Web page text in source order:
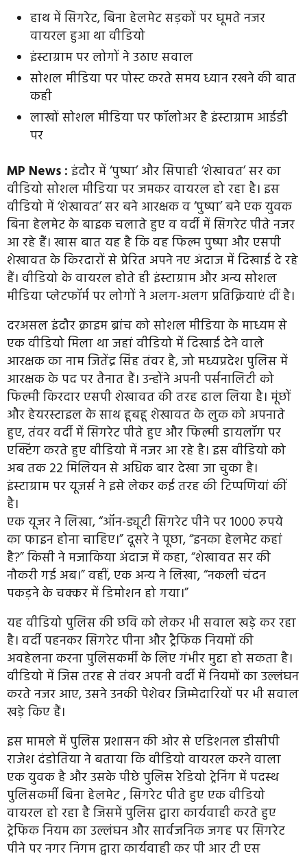
हाथ में सिगरेट, बिना हेलमेट सड़कों पर घूमते नजर
वायरल हुआ था वीडियो
इंस्टाग्राम पर लोगों ने उठाए सवाल
सोशल मीडिया पर पोस्ट करते समय ध्यान रखने की बात
कही
लाखों सोशल मीडिया पर फॉलोअर है इंस्टाग्राम आईडी
पर
MP News : इंदौर में ‘पुष्पा’ और सिपाही ‘शेखावत’ सर का
वीडियो सोशल मीडिया पर जमकर वायरल हो रहा है। इस
वीडियो में ‘शेखावत’ सर बने आरक्षक व ‘पुष्पा’ बने एक युवक
बिना हेलमेट के बाइक चलाते हुए व वर्दी में सिगरेट पीते नजर
आ रहे हैं। खास बात यह है कि वह फिल्म पुष्पा और एसपी
शेखावत के किरदारों से प्रेरित अपने नए अंदाज में दिखाई दे रहे
हैं। वीडियो के वायरल होते ही इंस्टाग्राम और अन्य सोशल
मीडिया प्लेटफॉर्म पर लोगों ने अलग-अलग प्रतिक्रियाएं दीं है।
दरअसल इंदौर क्राइम ब्रांच को सोशल मीडिया के माध्यम से
एक वीडियो मिला था जहां वीडियो में दिखाई देने वाले
आरक्षक का नाम जितेंद्र सिंह तंवर है, जो मध्यप्रदेश पुलिस में
आरक्षक के पद पर तैनात हैं। उन्होंने अपनी पर्सनालिटी को
फिल्मी किरदार एसपी शेखावत की तरह ढाल लिया है। मूंछों
और हेयरस्टाइल के साथ हूबहू शेखावत के लुक को अपनाते
हुए, तंवर वर्दी में सिगरेट पीते हुए और फिल्मी डायलॉग पर
एक्टिंग करते हुए वीडियो में नजर आ रहे है। इस वीडियो को
अब तक 22 मिलियन से अधिक बार देखा जा चुका है।
इंस्टाग्राम पर यूजर्स ने इसे लेकर कई तरह की टिप्पणियां कीं
है।
एक यूजर ने लिखा, “ऑन-ड्यूटी सिगरेट पीने पर 1000 रुपये
का फाइन होना चाहिए।” दूसरे ने पूछा, “इनका हेलमेट कहां
है?” किसी ने मजाकिया अंदाज में कहा, “शेखावत सर की
नौकरी गई अब।” वहीं, एक अन्य ने लिखा, “नकली चंदन
पकड़ने के चक्कर में डिमोशन हो गया।”
यह वीडियो पुलिस की छवि को लेकर भी सवाल खड़े कर रहा
है। वर्दी पहनकर सिगरेट पीना और ट्रैफिक नियमों की
अवहेलना करना पुलिसकर्मी के लिए गंभीर मुद्दा हो सकता है।
वीडियो में जिस तरह से तंवर अपनी वर्दी में नियमों का उल्लंघन
करते नजर आए, उसने उनकी पेशेवर जिम्मेदारियों पर भी सवाल
खड़े किए हैं।
इस मामले में पुलिस प्रशासन की ओर से एडिशनल डीसीपी
राजेश दंडोतिया ने बताया कि वीडियो वायरल करने वाला
एक युवक है और उसके पीछे पुलिस रेडियो ट्रेनिंग में पदस्थ
पुलिसकर्मी बिना हेलमेट , सिगरेट पीते हुए एक वीडियो
वायरल हो रहा है जिसमें पुलिस द्वारा कार्यवाही करते हुए
ट्रेफिक नियम का उल्लंघन और सार्वजनिक जगह पर सिगरेट
पीने पर नगर निगम द्वारा कार्यवाही कर पी आर टी एस